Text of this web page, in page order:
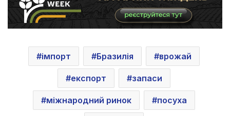
імпорт Бразилія врожай
експорт запаси
міжнародний ринок посуха